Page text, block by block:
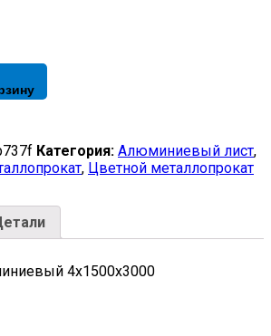
Категория: Алюминиевый лист,
, Цветной металлопрокат
4х1500х3000